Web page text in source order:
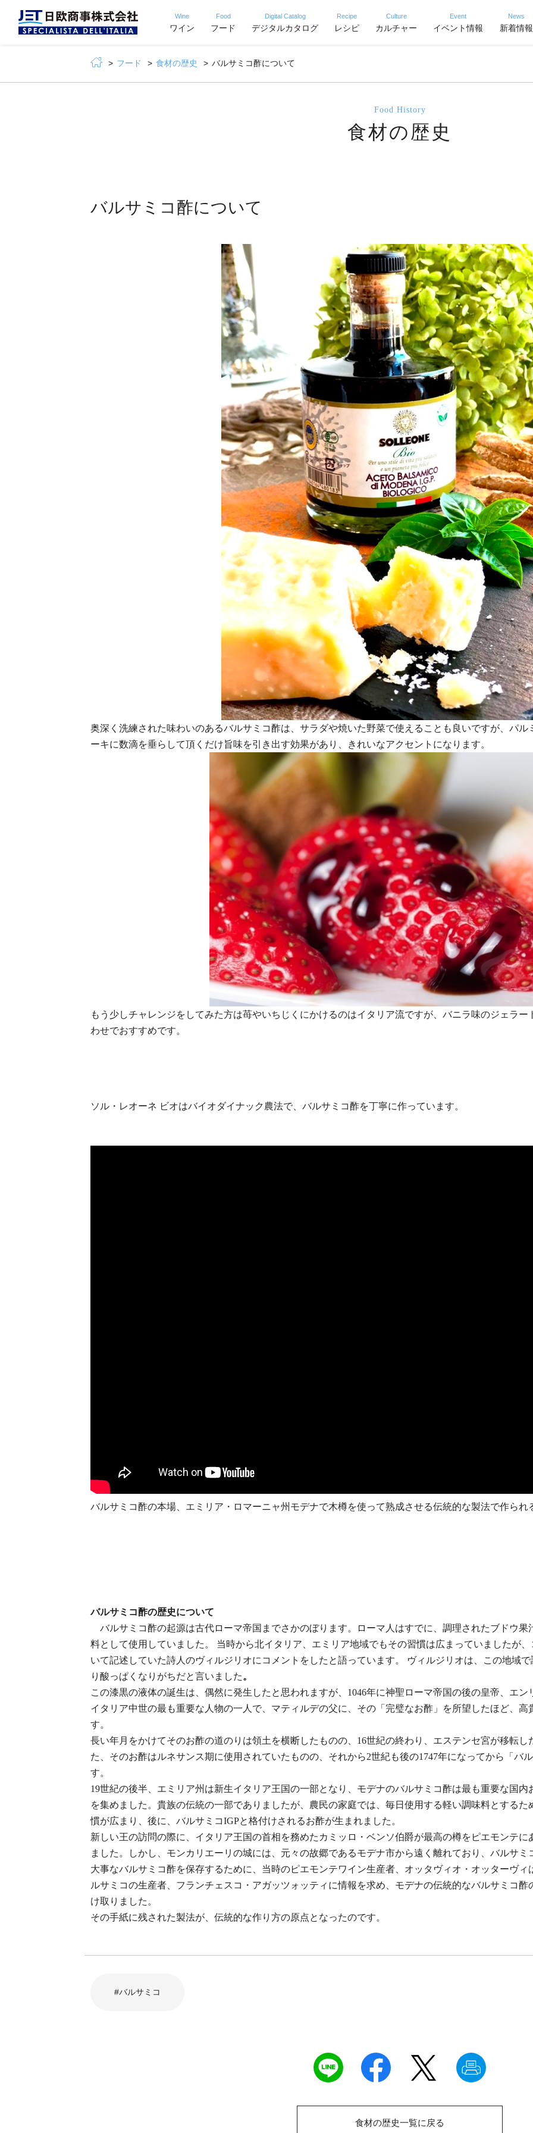
Wine
ワイン
Food
フード
Digital Catalog
デジタルカタログ
Recipe
レシピ
Culture
カルチャー
Event
イベント情報
News
新着情報
フード 食材の歴史 バルサミコ酢について
Food History
食材の歴史
バルサミコ酢について
奥深く洗練された味わいのあるバルサミコ酢は、サラダや焼いた野菜で使えることも良いですが、パ
ーキに数滴を垂らして頂くだけ旨味を引き出す効果があり、きれいなアクセントになります。
もう少しチャレンジをしてみた方は苺やいちじくにかけるのはイタリア流ですが、バニラ味のジェラ
わせでおすすめです。
ソル・レオーネ ビオはバイオダイナック農法で、バルサミコ酢を丁寧に作っています。
バルサミコ酢の本場、エミリア・ロマーニャ州モデナで木樽を使って熟成させる伝統的な製法で作られ
バルサミコ酢の歴史について
バルサミコ酢の起源は古代ローマ帝国までさかのぼります。ローマ人はすでに、調理されたブドウ果
料として使用していました。 当時から北イタリア、エミリア地域でもその習慣は広まっていましたが
いて記述していた詩人のヴィルジリオにコメントをしたと語っています。 ヴィルジリオは、この地域で
り酸っぱくなりがちだと言いました。
この漆黒の液体の誕生は、偶然に発生したと思われますが、1046年に神聖ローマ帝国の後の皇帝、エン
イタリア中世の最も重要な人物の一人で、マティルデの父に、その「完璧なお酢」を所望したほど、高
す。
長い年月をかけてそのお酢の道のりは領土を横断したものの、16世紀の終わり、エステンセ宮が移転し
た、そのお酢はルネサンス期に使用されていたものの、それから2世紀も後の1747年になってから「バ
す。
19世紀の後半、エミリア州は新生イタリア王国の一部となり、モデナのバルサミコ酢は最も重要な国内
を集めました。貴族の伝統の一部でありましたが、農民の家庭では、毎日使用する軽い調味料とする
慣が広まり、後に、バルサミコIGPと格付けされるお酢が生まれました。
新しい王の訪問の際に、イタリア王国の首相を務めたカミッロ・ベンソ伯爵が最高の樽をピエモンテ
ました。しかし、モンカリエーリの城には、元々の故郷であるモデナ市から遠く離れており、バルサミ
大事なバルサミコ酢を保存するために、当時のピエモンテワイン生産者、オッタヴィオ・オッターヴ
ルサミコの生産者、フランチェスコ・アガッツォッティに情報を求め、モデナの伝統的なバルサミコ
け取りました。
その手紙に残された製法が、伝統的な作り方の原点となったのです。
#バルサミコ
食材の歴史一覧に戻る